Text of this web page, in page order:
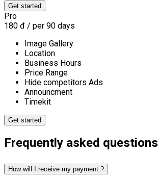
Pro
180 đ / per 90 days
Image Gallery
Location
Business Hours
Price Range
Hide competitors Ads
Announcment
Timekit
Frequently asked questions
How will I receive my payment ?